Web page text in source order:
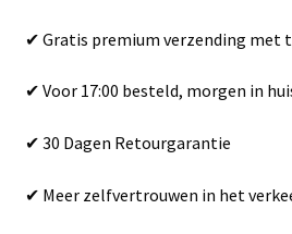
✔ Gratis premium verzending met
✔ Voor 17:00 besteld, morgen in
✔ 30 Dagen Retourgarantie
✔ Meer zelfvertrouwen in het